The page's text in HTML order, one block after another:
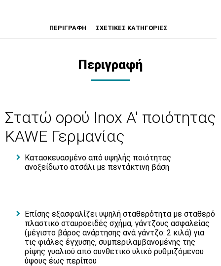
ΠΕΡΙΓΡΑΦΗ ΣΧΕΤΙΚΕΣ ΚΑΤΗΓΟΡΙΕΣ
Περιγραφή
Στατώ ορού Inox Α' ποιότητας
KAWE Γερμανίας
Κατασκευασμένο από υψηλής ποιότητας
ανοξείδωτο ατσάλι με πεντάκτινη βάση
Επίσης εξασφαλίζει υψηλή σταθερότητα με σταθερό
πλαστικό σταυροειδές σχήμα, γάντζους ασφαλείας
(μέγιστο βάρος ανάρτησης ανά γάντζο: 2 κιλά) για
τις φιάλες έγχυσης, συμπεριλαμβανομένης της
ρίψης γυαλιού από συνθετικό υλικό ρυθμιζόμενου
ύψους έως περίπου